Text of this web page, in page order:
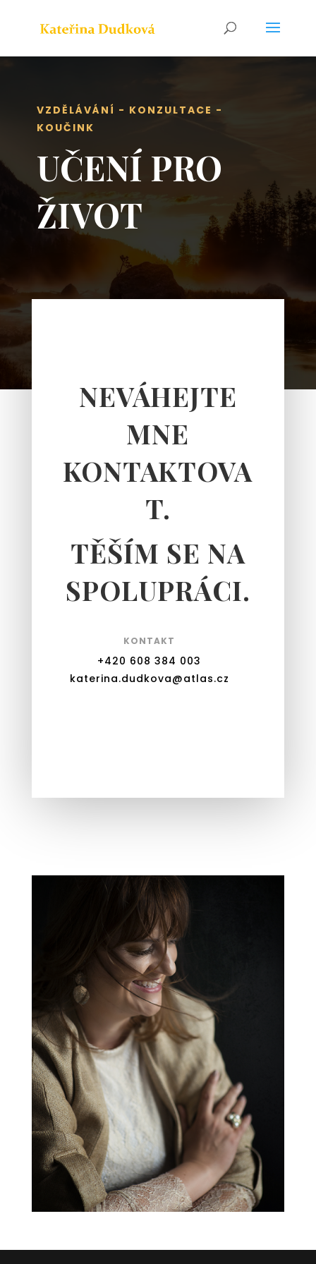
VZDĚLÁVÁNÍ - KONZULTACE -
KOUČINK
UČENÍ PRO
ŽIVOT
NEVÁHEJTE
MNE
KONTAKTOVA
T.
TĚŠÍM SE NA
SPOLUPRÁCI.
KONTAKT
+420 608 384 003
katerina.dudkova@atlas.cz